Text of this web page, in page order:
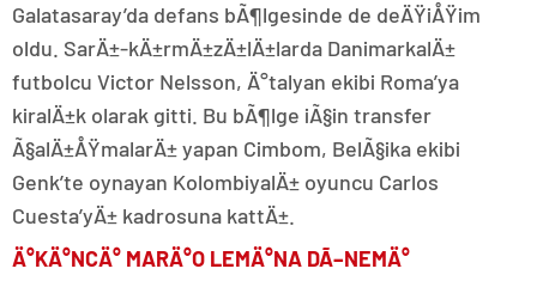
Galatasaray’da defans bÃ¶lgesinde de deÄŸiÅŸim
oldu. SarÄ±-kÄ±rmÄ±zÄ±lÄ±larda DanimarkalÄ±
futbolcu Victor Nelsson, Ä°talyan ekibi Roma’ya
kiralÄ±k olarak gitti. Bu bÃ¶lge iÃ§in transfer
Ã§alÄ±ÅŸmalarÄ± yapan Cimbom, BelÃ§ika ekibi
Genk’te oynayan KolombiyalÄ± oyuncu Carlos
Cuesta’yÄ± kadrosuna kattÄ±.
Ä°KÄ°NCÄ° MARÄ°O LEMÄ°NA DÃ–NEMÄ°